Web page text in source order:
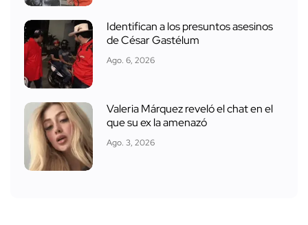
Identifican a los presuntos asesinos
de César Gastélum
Ago. 6, 2026
Valeria Márquez reveló el chat en el
que su ex la amenazó
Ago. 3, 2026